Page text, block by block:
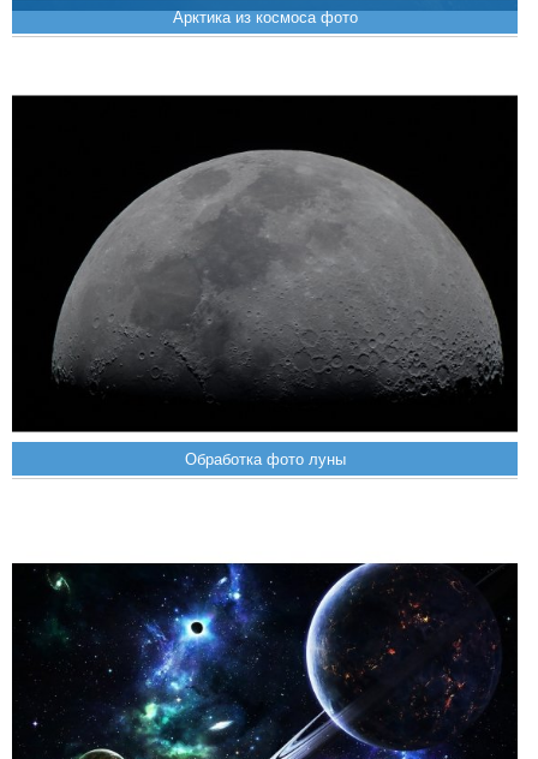
Арктика из космоса фото
Обработка фото луны